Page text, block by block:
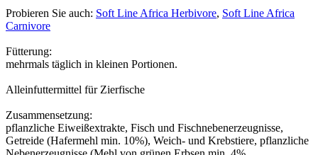
Probieren Sie auch: Soft Line Africa Herbivore, Soft Line Africa
Carnivore
Fütterung:
mehrmals täglich in kleinen Portionen.
Alleinfuttermittel für Zierfische
Zusammensetzung:
pflanzliche Eiweißextrakte, Fisch und Fischnebenerzeugnisse,
Getreide (Hafermehl min. 10%), Weich- und Krebstiere, pflanzliche